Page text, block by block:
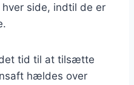
side, indtil de er
tid til at tilsætte
hældes over